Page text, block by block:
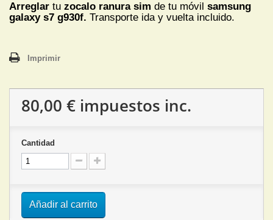
Arreglar tu zocalo ranura sim de tu móvil samsung
galaxy s7 g930f. Transporte ida y vuelta incluido.
Imprimir
80,00 € impuestos inc.
Cantidad
Añadir al carrito